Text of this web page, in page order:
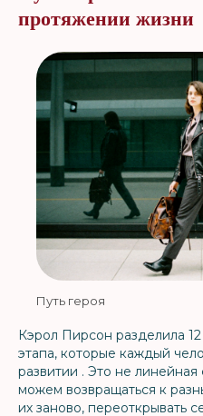
протяжении жизни
Путь героя
Кэрол Пирсон разделила
этапа, которые каждый
развитии . Это не
можем возвращаться к
их заново, переоткрывать